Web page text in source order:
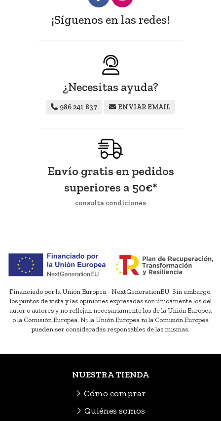
¡Síguenos en las redes!
¿Necesitas ayuda?
986 241 837 ENVIAR EMAIL
Envío gratis en pedidos
superiores a 50€*
consulta condiciones
Financiado por la Unión Europea - NextGenerationEU. Sin embargo,
los puntos de vista y las opiniones expresadas son únicamente los del
autor o autores y no reflejan necesariamente los de la Unión Europea
o la Comisión Europea. Ni la Unión Europea ni la Comisión Europea
pueden ser consideradas responsables de las mismas.
NUESTRA TIENDA
Cómo comprar
Quiénes somos